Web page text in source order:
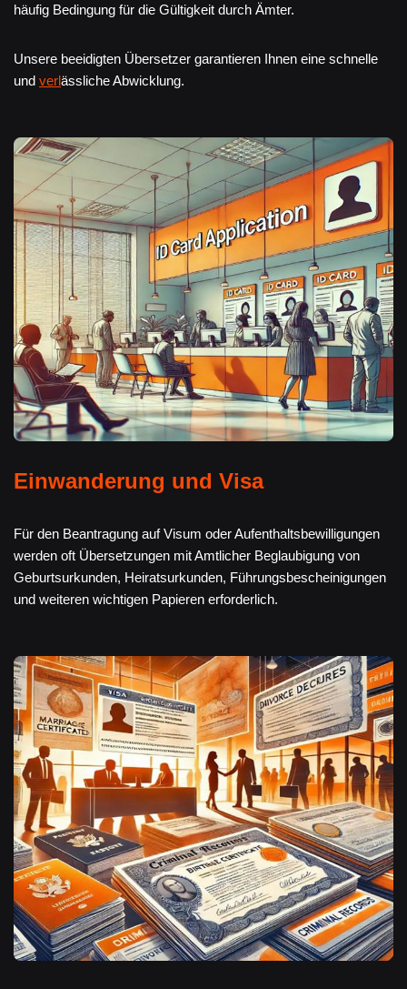
häufig Bedingung für die Gültigkeit durch Ämter.
Unsere beeidigten Übersetzer garantieren Ihnen eine schnelle
und verlässliche Abwicklung.
Einwanderung und Visa
Für den Beantragung auf Visum oder Aufenthaltsbewilligungen
werden oft Übersetzungen mit Amtlicher Beglaubigung von
Geburtsurkunden, Heiratsurkunden, Führungsbescheinigungen
und weiteren wichtigen Papieren erforderlich.